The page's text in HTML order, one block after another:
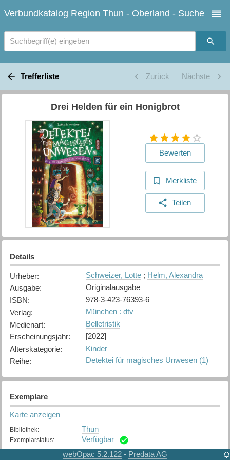
Verbundkatalog Region Thun - Oberland - Suche
Suchbegriff(e) eingeben
Trefferliste Zurück Nächste
Drei Helden für ein Honigbrot
Bewerten
Merkliste
Teilen
Details
Urheber: Schweizer, Lotte; Helm, Alexandra
Ausgabe:
Originalausgabe
ISBN:
978-3-423-76393-6
Verlag:
München : dtv
Medienart:
Belletristik
Erscheinungsjahr:
[2022]
Alterskategorie:
Kinder
Reihe: Detektei für magisches Unwesen (1)
Exemplare
Karte anzeigen
Bibliothek: Thun
Exemplarstatus: Verfügbar
webOpac 5.2.122 - Predata AG